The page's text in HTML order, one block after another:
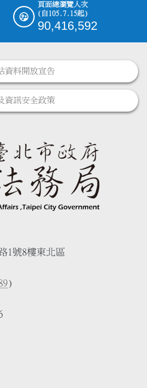
頁面總瀏覽人次
(自105.7.15起)
90,416,592
資料開放宣告
資訊安全政策
1號8樓東北區
)